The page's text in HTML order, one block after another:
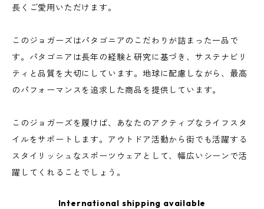
長くご愛用いただけます。
このジョガーズはパタゴニアのこだわりが詰まった一品で
す。パタゴニアは長年の経験と研究に基づき、サステナビリ
ティと品質を大切にしています。地球に配慮しながら、最高
のパフォーマンスを追求した商品を提供しています。
このジョガーズを履けば、あなたのアクティブなライフスタ
イルをサポートします。アウトドア活動から街でも活躍する
スタイリッシュなスポーツウェアとして、幅広いシーンで活
躍してくれることでしょう。
International shipping available